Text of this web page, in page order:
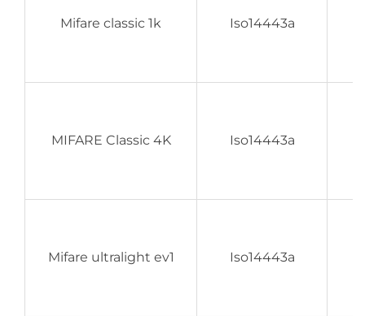
Mifare classic 1k Iso14443a
MIFARE Classic 4K Iso14443a
Mifare ultralight ev1 Iso14443a